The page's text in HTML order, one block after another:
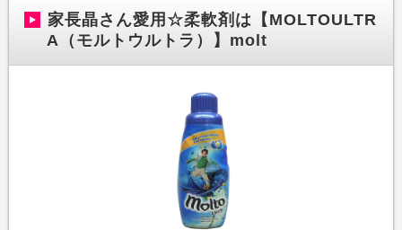
家長晶さん愛用☆柔軟剤は【MOLTOULTR
A（モルトウルトラ）】molt